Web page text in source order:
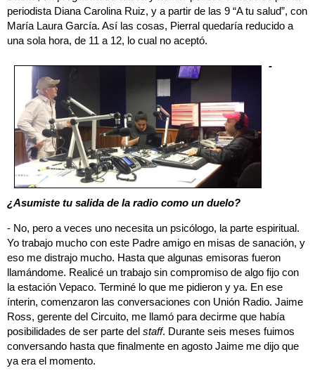
periodista Diana Carolina Ruiz, y a partir de las 9 “A tu salud”, con
María Laura García. Así las cosas, Pierral quedaría reducido a
una sola hora, de 11 a 12, lo cual no aceptó.
-
¿Asumiste tu salida de la radio como un duelo?
- No, pero a veces uno necesita un psicólogo, la parte espiritual.
Yo trabajo mucho con este Padre amigo en misas de sanación, y
eso me distrajo mucho. Hasta que algunas emisoras fueron
llamándome. Realicé un trabajo sin compromiso de algo fijo con
la estación Vepaco. Terminé lo que me pidieron y ya. En ese
ínterin, comenzaron las conversaciones con Unión Radio. Jaime
Ross, gerente del Circuito, me llamó para decirme que había
posibilidades de ser parte del staff. Durante seis meses fuimos
conversando hasta que finalmente en agosto Jaime me dijo que
ya era el momento.